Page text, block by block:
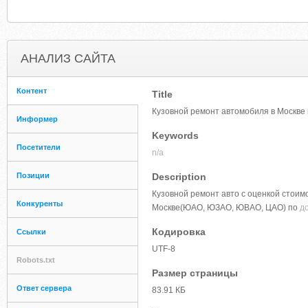
АНАЛИЗ САЙТА
Контент
Информер
Посетители
Позиции
Конкуренты
Ссылки
Robots.txt
Ответ сервера
Title
Кузовной ремонт автомобиля в
Keywords
n/a
Description
Кузовной ремонт авто с оценкой
Москве(ЮАО, ЮЗАО, ЮВАО, ЦАО) по
Кодировка
UTF-8
Размер страницы
83.91 КБ